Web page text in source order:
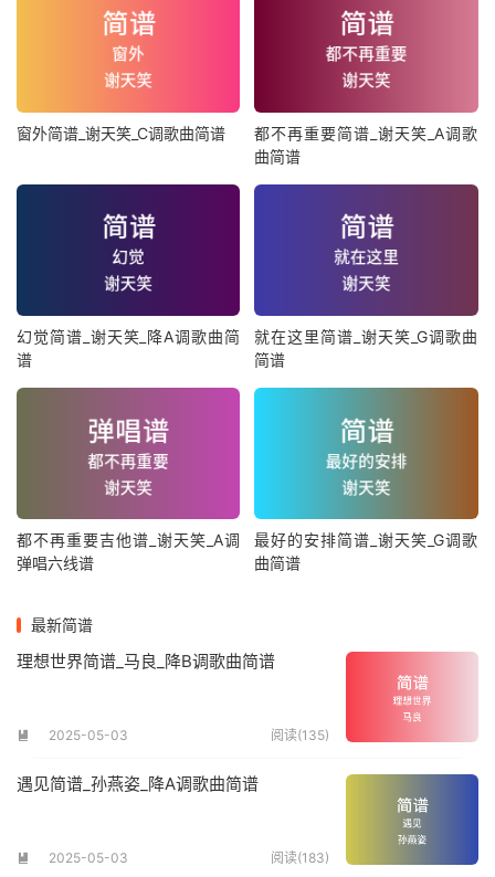
窗外简谱_谢天笑_C调歌曲简谱
都不再重要简谱_谢天笑_A调歌
曲简谱
幻觉简谱_谢天笑_降A调歌曲简
谱
就在这里简谱_谢天笑_G调歌曲
简谱
都不再重要吉他谱_谢天笑_A调
弹唱六线谱
最好的安排简谱_谢天笑_G调歌
曲简谱
最新简谱
理想世界简谱_马良_降B调歌曲简谱
 2025-05-03 阅读(135)
遇见简谱_孙燕姿_降A调歌曲简谱
 2025-05-03 阅读(183)